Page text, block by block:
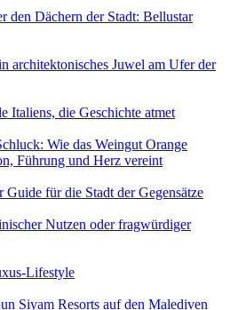
den Dächern der Stadt: Bellustar
architektonisches Juwel am Ufer der
Italiens, die Geschichte atmet
Wie das Weingut Orange
Führung und Herz vereint
für die Stadt der Gegensätze
Nutzen oder fragwürdiger
Lifestyle
Siyam Resorts auf den Malediven